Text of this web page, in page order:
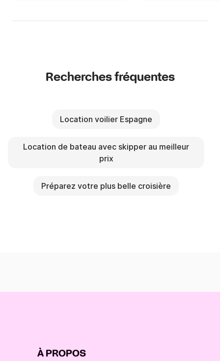
Recherches fréquentes
Location voilier Espagne
Location de bateau avec skipper au meilleur
prix
Préparez votre plus belle croisière
À PROPOS